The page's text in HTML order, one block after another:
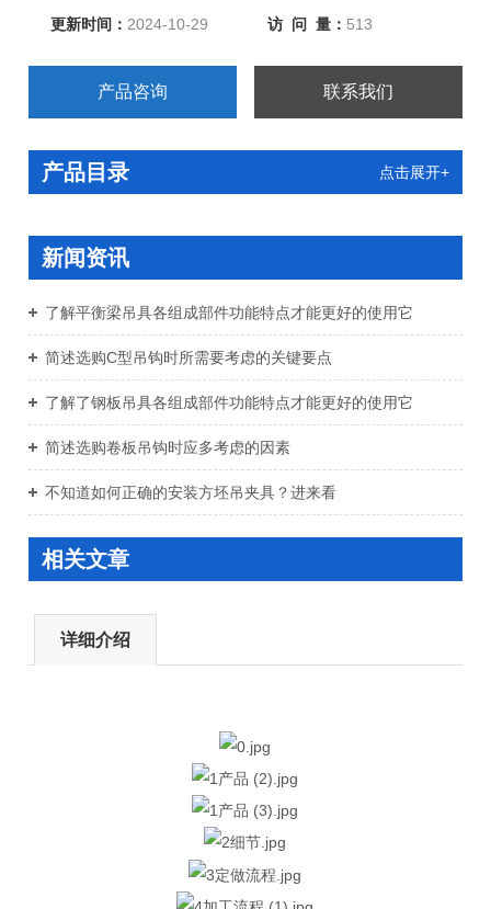
更新时间：2024-10-29 访 问 量： 513
产品咨询 联系我们
产品目录 点击展开+
新闻资讯
了解平衡梁吊具各组成部件功能特点才能更好的使用它
简述选购C型吊钩时所需要考虑的关键要点
了解了钢板吊具各组成部件功能特点才能更好的使用它
简述选购卷板吊钩时应多考虑的因素
不知道如何正确的安装方坯吊夹具？进来看
相关文章
详细介绍